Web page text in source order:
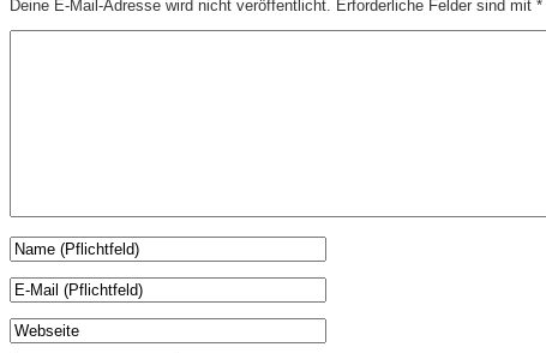
Deine E-Mail-Adresse wird nicht veröffentlicht. Erforderliche Felder sind mit *